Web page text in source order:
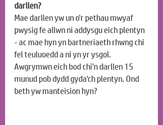
darllen?
Mae darllen yw un o'r pethau mwyaf
pwysig fe allwn ni addysgu eich plentyn
- ac mae hyn yn bartneriaeth rhwng chi
fel teuluoedd a ni yn yr ysgol.
Awgrymwn eich bod chi’n darllen 15
munud pob dydd gyda'ch plentyn. Ond
beth yw manteision hyn?